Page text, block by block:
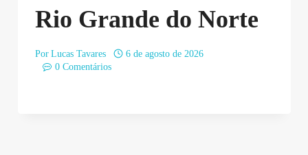
Rio Grande do Norte
Por Lucas Tavares
6 de agosto de 2026
0 Comentários